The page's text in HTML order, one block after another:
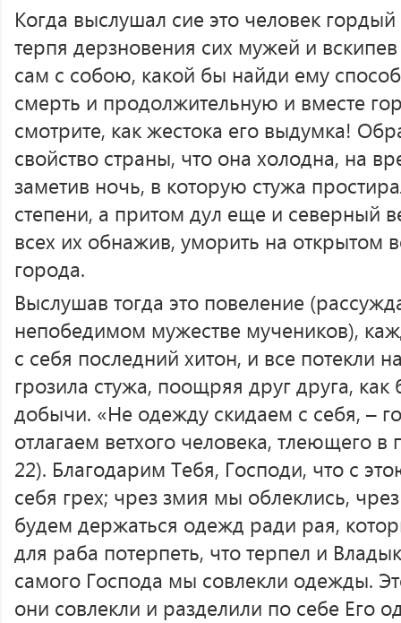
Когда выслушал сие это человек
терпя дерзновения сих мужей и
сам с собою, какой бы найди ему
смерть и продолжительную и вместе
смотрите, как жестока его выдумка!
свойство страны, что она холодна, на
заметив ночь, в которую стужа
степени, а притом дул еще и северный
всех их обнажив, уморить на открытом
города.
Выслушав тогда это повеление
непобедимом мужестве мучеников),
с себя последний хитон, и все потекли
грозила стужа, поощряя друг друга,
добычи. «Не одежду скидаем с себя, –
отлагаем ветхого человека, тлеющего в
22). Благодарим Тебя, Господи, что с
себя грех; чрез змия мы облеклись,
будем держаться одежд ради рая,
для раба потерпеть, что терпел и
самого Господа мы совлекли одежды.
они совлекли и разделили по себе Его